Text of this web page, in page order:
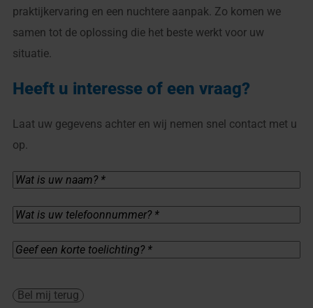
praktijkervaring en een nuchtere aanpak. Zo komen we
samen tot de oplossing die het beste werkt voor uw
situatie.
Heeft u interesse of een vraag?
Laat uw gegevens achter en wij nemen snel contact met u
op.
Wat
is
naam?
Wat
is
telefoonnummer?
*
Geef
een
*
(Vereist)
Bel mij terug